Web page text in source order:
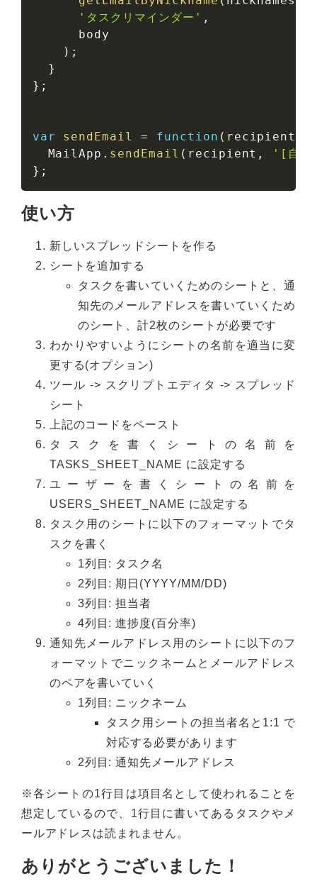
'タスクリマインダー' ,
      body
) ;
}
} ;
var sendEmail = function ( recipient
  MailApp
. sendEmail ( recipient ,
'[自動
} ;
使い方
新しいスプレッドシートを作る
シートを追加する
タスクを書いていくためのシートと、通
知先のメールアドレスを書いていくため
のシート、計2枚のシートが必要です
わかりやすいようにシートの名前を適当に変
更する(オプション)
ツール -> スクリプトエディタ -> スプレッド
シート
上記のコードをペースト
タスクを書くシートの名前を
TASKS_SHEET_NAME に設定する
ユーザーを書くシートの名前を
USERS_SHEET_NAME に設定する
タスク用のシートに以下のフォーマットでタ
スクを書く
1列目: タスク名
2列目: 期日(YYYY/MM/DD)
3列目: 担当者
4列目: 進捗度(百分率)
通知先メールアドレス用のシートに以下のフ
ォーマットでニックネームとメールアドレス
のペアを書いていく
1列目: ニックネーム
タスク用シートの担当者名と1:1 で
対応する必要があります
2列目: 通知先メールアドレス
※各シートの1行目は項目名として使われることを
想定しているので、1行目に書いてあるタスクやメ
ールアドレスは読まれません。
ありがとうございました！